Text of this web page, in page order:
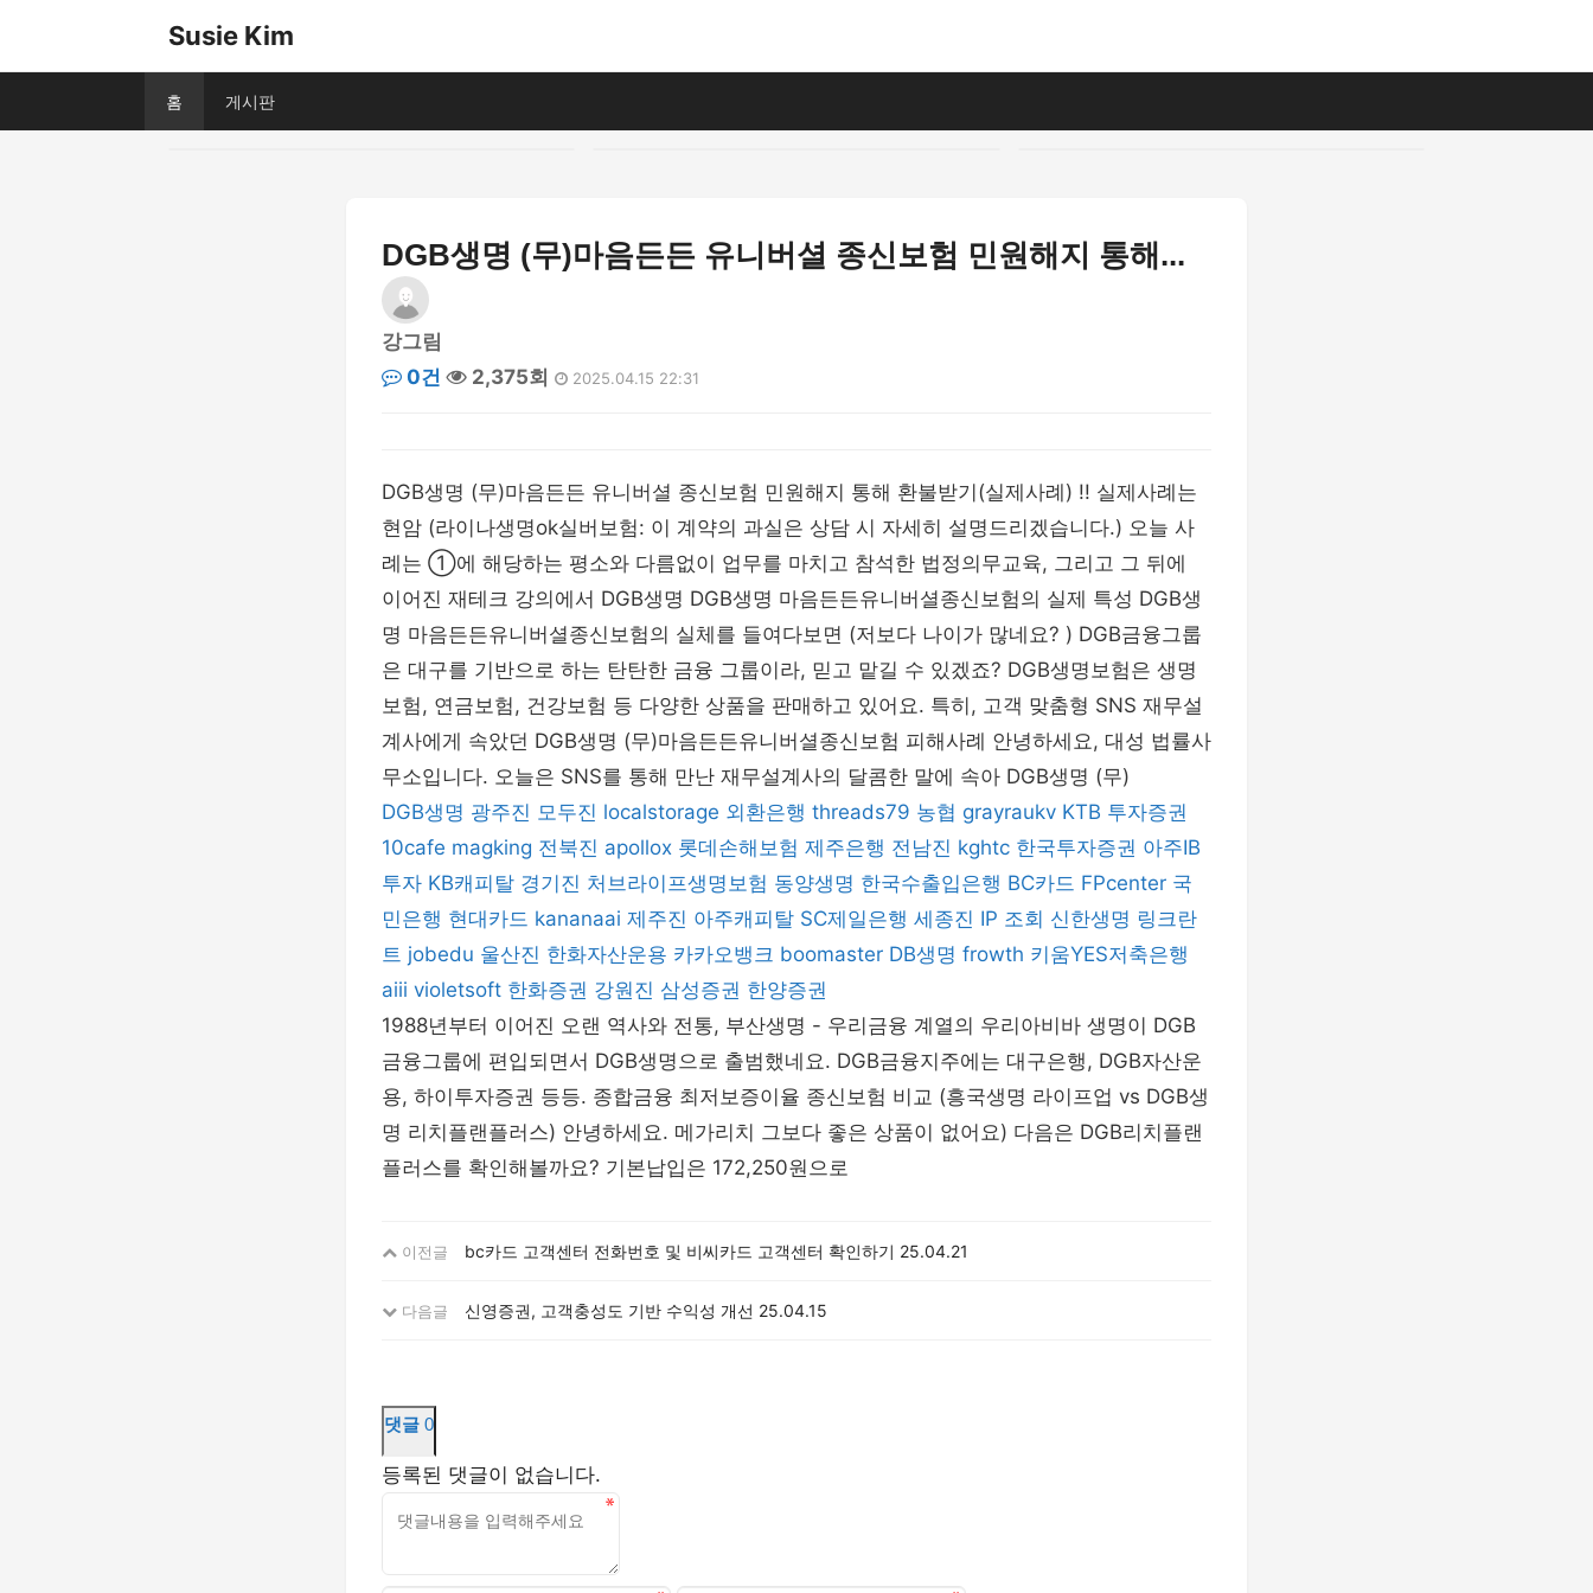
Susie Kim
홈 게시판
DGB생명 (무)마음든든 유니버셜 종신보험 민원해지 통해...
강그림
0건
2,375회 2025.04.15 22:31
DGB생명 (무)마음든든 유니버셜 종신보험 민원해지 통해 환불받기(실제사례) !! 실제사례는
현암 (라이나생명ok실버보험: 이 계약의 과실은 상담 시 자세히 설명드리겠습니다.) 오늘 사
례는 ①에 해당하는 평소와 다름없이 업무를 마치고 참석한 법정의무교육, 그리고 그 뒤에
이어진 재테크 강의에서 DGB생명 DGB생명 마음든든유니버셜종신보험의 실제 특성 DGB생
명 마음든든유니버셜종신보험의 실체를 들여다보면 (저보다 나이가 많네요? ) DGB금융그룹
은 대구를 기반으로 하는 탄탄한 금융 그룹이라, 믿고 맡길 수 있겠죠? DGB생명보험은 생명
보험, 연금보험, 건강보험 등 다양한 상품을 판매하고 있어요. 특히, 고객 맞춤형 SNS 재무설
계사에게 속았던 DGB생명 (무)마음든든유니버셜종신보험 피해사례 안녕하세요, 대성 법률사
무소입니다. 오늘은 SNS를 통해 만난 재무설계사의 달콤한 말에 속아 DGB생명 (무)
DGB생명 광주진 모두진 localstorage 외환은행 threads79 농협 grayraukv KTB 투자증권
10cafe magking 전북진 apollox 롯데손해보험 제주은행 전남진 kghtc 한국투자증권 아주IB
투자 KB캐피탈 경기진 처브라이프생명보험 동양생명 한국수출입은행 BC카드 FPcenter 국
민은행 현대카드 kananaai 제주진 아주캐피탈 SC제일은행 세종진 IP 조회 신한생명 링크란
트 jobedu 울산진 한화자산운용 카카오뱅크 boomaster DB생명 frowth 키움YES저축은행
aiii violetsoft 한화증권 강원진 삼성증권 한양증권
1988년부터 이어진 오랜 역사와 전통, 부산생명 - 우리금융 계열의 우리아비바 생명이 DGB
금융그룹에 편입되면서 DGB생명으로 출범했네요. DGB금융지주에는 대구은행, DGB자산운
용, 하이투자증권 등등. 종합금융 최저보증이율 종신보험 비교 (흥국생명 라이프업 vs DGB생
명 리치플랜플러스) 안녕하세요. 메가리치 그보다 좋은 상품이 없어요) 다음은 DGB리치플랜
플러스를 확인해볼까요? 기본납입은 172,250원으로
이전글 bc카드 고객센터 전화번호 및 비씨카드 고객센터 확인하기 25.04.21
다음글 신영증권, 고객충성도 기반 수익성 개선 25.04.15
댓글 0
등록된 댓글이 없습니다.